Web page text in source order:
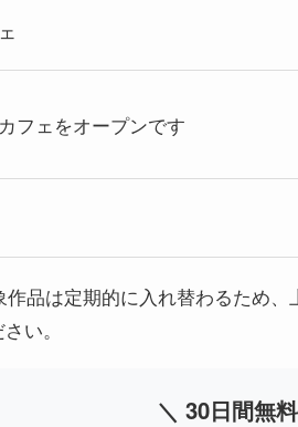
フェをオープンです
作品は定期的に入れ替わるため
い。
＼ 30日間無